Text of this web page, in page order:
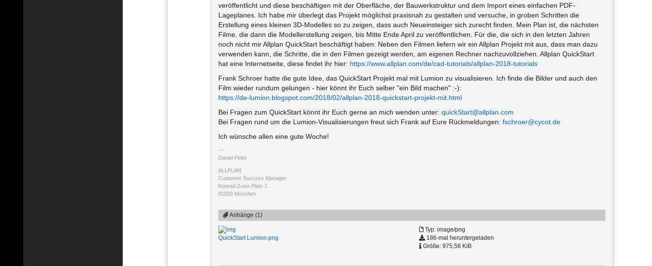
veröffentlicht und diese beschäftigen mit der Oberfläche, der Bauwerkstruktur und dem Import eines einfachen PDF-
Lageplanes. Ich habe mir überlegt das Projekt möglichst praxisnah zu gestalten und versuche, in groben Schritten die
Erstellung eines kleinen 3D-Modelles so zu zeigen, dass auch Neueinsteiger sich zurecht finden. Mein Plan ist, die nächsten
Filme, die dann die Modellerstellung zeigen, bis Mitte Ende April zu veröffentlichen. Für die, die sich in den letzten Jahren
noch nicht mir Allplan QuickStart beschäftigt haben: Neben den Filmen liefern wir ein Allplan Projekt mit aus, dass man dazu
verwenden kann, die Schritte, die in den Filmen gezeigt werden, am eigenen Rechner nachzuvollziehen. Allplan QuickStart
hat eine Internetseite, diese findet ihr hier: https://www.allplan.com/de/cad-tutorials/allplan-2018-tutorials
Frank Schroer hatte die gute Idee, das QuickStart Projekt mal mit Lumion zu visualisieren. Ich finde die Bilder und auch den
Film wieder rundum gelungen - hier könnt ihr Euch selber "ein Bild machen" :-):
https://de-lumion.blogspot.com/2018/02/allplan-2018-quickstart-projekt-mit.html
Bei Fragen zum QuickStart könnt ihr Euch gerne an mich wenden unter: quickStart@allplan.com
Bei Fragen rund um die Lumion-Visualisierungen freut sich Frank auf Eure Rückmeldungen: fschroer@cycot.de
Ich wünsche allen eine gute Woche!
Daniel Peter
ALLPLAN
Customer Success Manager
Konrad-Zuse-Platz 1
81829 München
Anhänge (1)
QuickStart Lumion.png
Typ: image/png
186-mal heruntergeladen
Größe: 975,58 KiB